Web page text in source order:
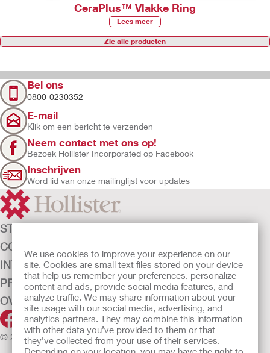
We use cookies to improve your experience on our
site. Cookies are small text files stored on your device
that help us remember your preferences, personalize
content and ads, provide social media features, and
analyze traffic. We may share information about your
site usage with our social media, advertising, and
analytics partners. They may combine this information
with other data you’ve provided to them or that
they’ve collected from your use of their services.
CeraPlus™ Vlakke Ring
Lees meer
Zie alle producten
Bel ons
0800-0230352
E-mail
Klik om een bericht te verzenden
Neem contact met ons op!
Bezoek Hollister Incorporated op Facebook
Inschrijven
Word lid van onze mailinglijst voor updates
STOMAZORG
CONTINENTIEZORG
INTENSIEVE ZORG
PRODUCTEN
OVER ONS
© 2026 Hollister Incorporated